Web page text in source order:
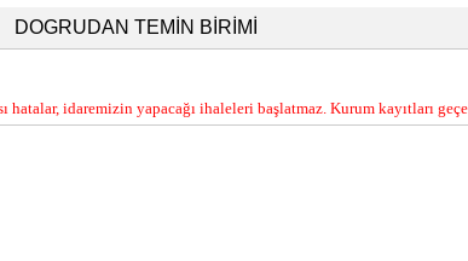
DOGRUDAN TEMİN BİRİMİ
idaremizin yapacağı ihaleleri başlatmaz. Kurum kayıtları